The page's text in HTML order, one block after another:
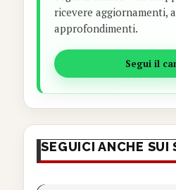
ricevere aggiornamenti,
approfondimenti.
Segui il
SEGUICI ANCHE SUI